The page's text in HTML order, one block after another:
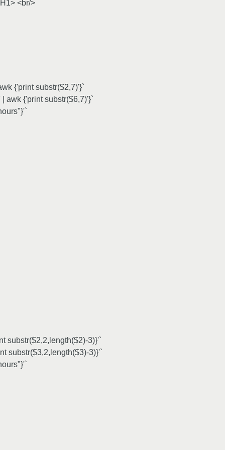
<br/>
{'print substr($2,7)'}`
awk {'print substr($6,7)'}`
substr($2,2,length($2)-3)}'`
substr($3,2,length($3)-3)}'`